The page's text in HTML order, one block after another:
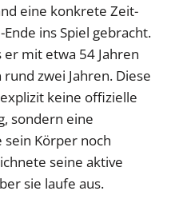
eine konkrete Zeit-
ins Spiel gebracht.
mit etwa 54 Jahren
zwei Jahren. Diese
keine offizielle
sondern eine
sein Körper noch
seine aktive
sie laufe aus.